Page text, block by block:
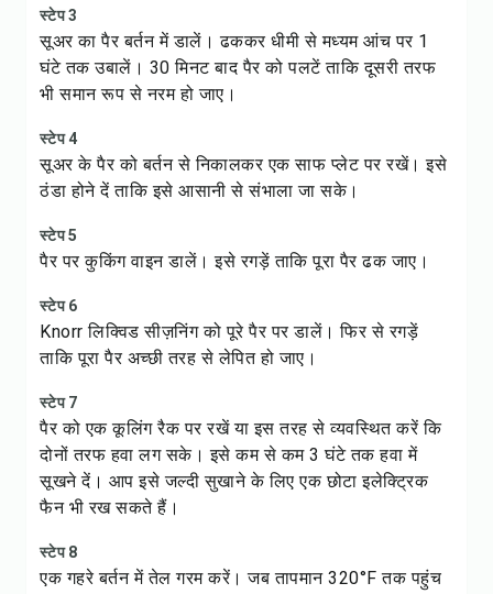
स्टेप 3
सूअर का पैर बर्तन में डालें। ढककर धीमी से मध्यम आंच पर 1
घंटे तक उबालें। 30 मिनट बाद पैर को पलटें ताकि दूसरी तरफ
भी समान रूप से नरम हो जाए।
स्टेप 4
सूअर के पैर को बर्तन से निकालकर एक साफ प्लेट पर रखें। इसे
ठंडा होने दें ताकि इसे आसानी से संभाला जा सके।
स्टेप 5
पैर पर कुकिंग वाइन डालें। इसे रगड़ें ताकि पूरा पैर ढक जाए।
स्टेप 6
Knorr लिक्विड सीज़निंग को पूरे पैर पर डालें। फिर से रगड़ें
ताकि पूरा पैर अच्छी तरह से लेपित हो जाए।
स्टेप 7
पैर को एक कूलिंग रैक पर रखें या इस तरह से व्यवस्थित करें कि
दोनों तरफ हवा लग सके। इसे कम से कम 3 घंटे तक हवा में
सूखने दें। आप इसे जल्दी सुखाने के लिए एक छोटा इलेक्ट्रिक
फैन भी रख सकते हैं।
स्टेप 8
एक गहरे बर्तन में तेल गरम करें। जब तापमान 320°F तक पहुंच